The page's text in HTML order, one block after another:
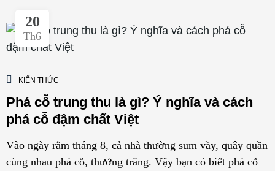
20
Th6
KIẾN THỨC
Phá cỗ trung thu là gì? Ý nghĩa và cách
phá cỗ đậm chất Việt
Vào ngày rằm tháng 8, cả nhà thường sum vầy, quây quần
cùng nhau phá cỗ, thưởng trăng. Vậy bạn có biết phá cỗ